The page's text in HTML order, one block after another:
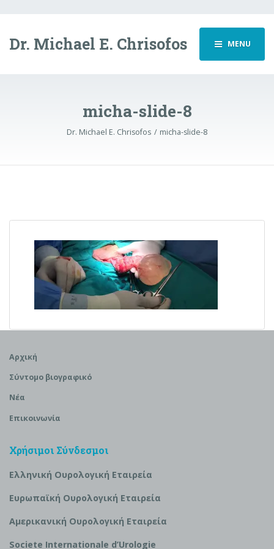
Dr. Michael E. Chrisofos MENU
micha-slide-8
Dr. Michael E. Chrisofos micha-slide-8
Αρχική
Σύντομο βιογραφικό
Νέα
Επικοινωνία
Χρήσιμοι Σύνδεσμοι
Ελληνική Ουρολογική Εταιρεία
Ευρωπαϊκή Ουρολογική Εταιρεία
Αμερικανική Ουρολογική Εταιρεία
Societe Internationale d’Urologie